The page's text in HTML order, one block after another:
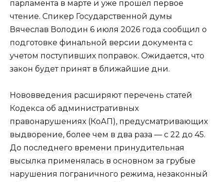
парламента в марте и уже прошел первое
чтение. Спикер Государственной думы
Вячеслав Володин 6 июля 2026 года сообщил о
подготовке финальной версии документа с
учетом поступивших поправок. Ожидается, что
закон будет принят в ближайшие дни.
Нововведения расширяют перечень статей
Кодекса об административных
правонарушениях (КоАП), предусматривающих
выдворение, более чем в два раза — с 22 до 45.
До последнего времени принудительная
высылка применялась в основном за грубые
нарушения пограничного режима, незаконный